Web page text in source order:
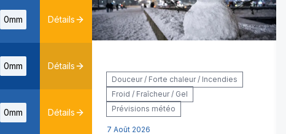
0mm Détails
0mm Détails
0mm Détails
Douceur / Forte chaleur / Incendies
Froid / Fraîcheur / Gel
Prévisions météo
7 Août 2026